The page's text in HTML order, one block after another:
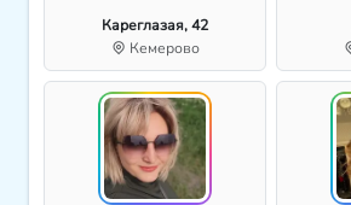
Кареглазая, 42
Кемерово